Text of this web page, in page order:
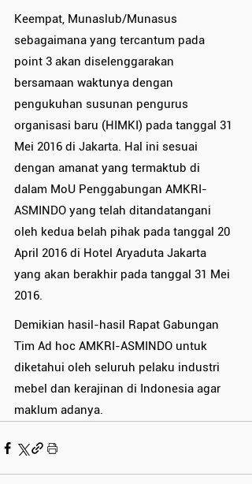
Keempat, Munaslub/Munasus
sebagaimana yang tercantum pada
point 3 akan diselenggarakan
bersamaan waktunya dengan
pengukuhan susunan pengurus
organisasi baru (HIMKI) pada tanggal 31
Mei 2016 di Jakarta. Hal ini sesuai
dengan amanat yang termaktub di
dalam MoU Penggabungan AMKRI-
ASMINDO yang telah ditandatangani
oleh kedua belah pihak pada tanggal 20
April 2016 di Hotel Aryaduta Jakarta
yang akan berakhir pada tanggal 31 Mei
2016.
Demikian hasil-hasil Rapat Gabungan
Tim Ad hoc AMKRI-ASMINDO untuk
diketahui oleh seluruh pelaku industri
mebel dan kerajinan di Indonesia agar
maklum adanya.